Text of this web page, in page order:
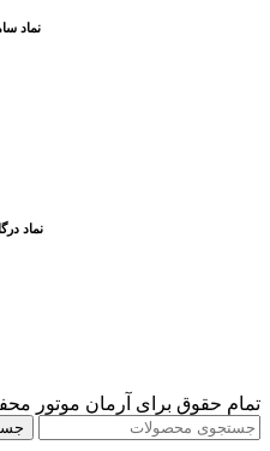
نماد
نماد
تمام حقوق برای آرمان موتور